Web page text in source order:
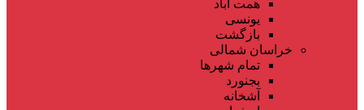
همت آباد
یونسی
بازگشت
خراسان شمالی
تمام شهر‌ها
بجنورد
آشخانه